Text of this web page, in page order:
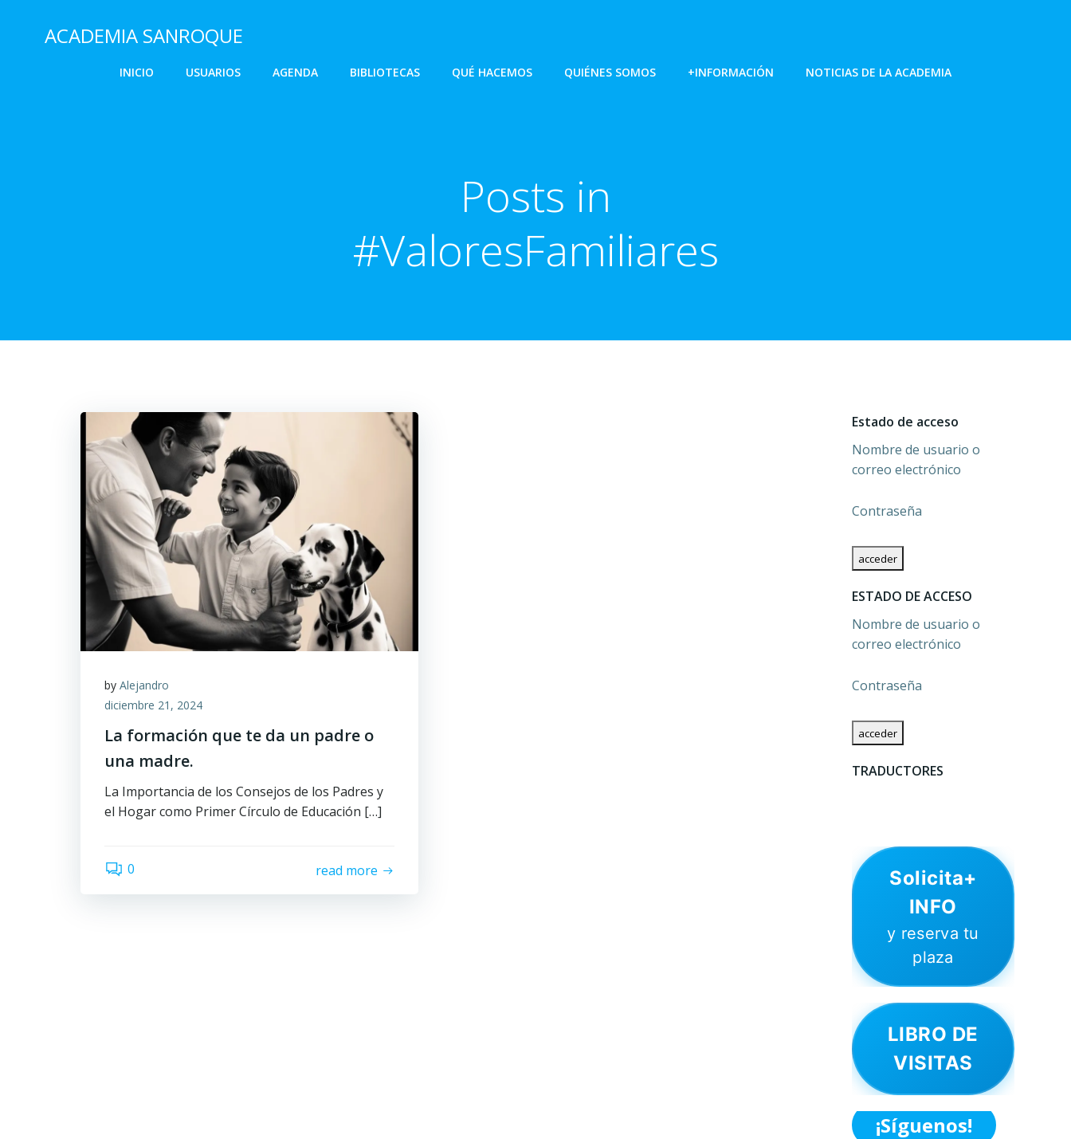
contenidoACADEMIA SANROQUE
INICIO USUARIOS AGENDA BIBLIOTECAS QUÉ HACEMOS QUIÉNES SOMOS +INFORMACIÓN NOTICIAS DE LA ACADEMIA
Posts in
#ValoresFamiliares
by Alejandro
diciembre 21, 2024
La formación que te da un padre o
una madre.
La Importancia de los Consejos de los Padres y
el Hogar como Primer Círculo de Educación […]
0 read more
Estado de acceso
Nombre de usuario o
correo electrónico
Contraseña
ESTADO DE ACCESO
Nombre de usuario o
correo electrónico
Contraseña
TRADUCTORES
Solicita+
INFO
y reserva tu
plaza
LIBRO DE
VISITAS
¡Síguenos!